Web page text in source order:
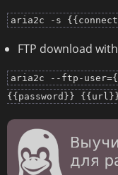
aria2c -s
FTP download
aria2c --ftp-
{{password}}